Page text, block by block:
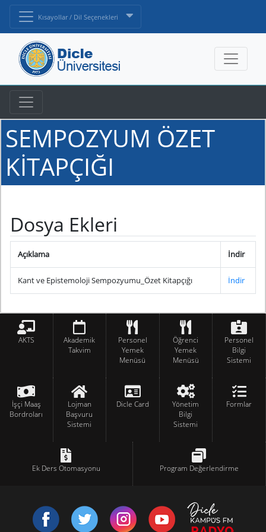
Kısayollar / Dil Seçenekleri
SEMPOZYUM ÖZET
KİTAPÇIĞI
Dosya Ekleri
Açıklama İndir
Kant ve Epistemoloji Sempozyumu_Özet Kitapçığı İndir
AKTS
Akademik
Takvim
Personel
Yemek
Menüsü
Öğrenci
Yemek
Menüsü
Personel
Bilgi
Sistemi
İşçi Maaş
Bordroları
Lojman
Başvuru
Sistemi
Dicle Card
Yönetim
Bilgi
Sistemi
Formlar
Ek Ders Otomasyonu Program Değerlendirme